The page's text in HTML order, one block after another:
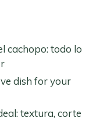
cachopo: todo lo
dish for your
textura, corte